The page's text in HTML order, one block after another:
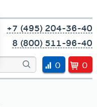
+7 (495) 204-36-40
8 (800) 511-96-40
0
0